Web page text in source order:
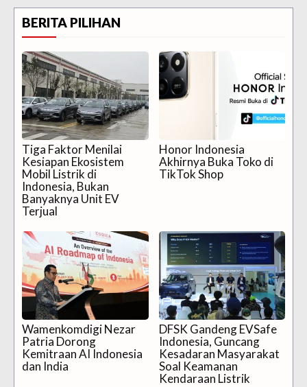
BERITA PILIHAN
Tiga Faktor Menilai
Kesiapan Ekosistem
Mobil Listrik di
Indonesia, Bukan
Banyaknya Unit EV
Terjual
Honor Indonesia
Akhirnya Buka Toko di
TikTok Shop
Wamenkomdigi Nezar
Patria Dorong
Kemitraan AI Indonesia
dan India
DFSK Gandeng EVSafe
Indonesia, Guncang
Kesadaran Masyarakat
Soal Keamanan
Kendaraan Listrik